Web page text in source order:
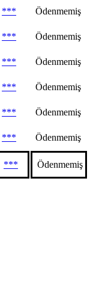
***
Ödenmemiş
***
Ödenmemiş
***
Ödenmemiş
***
Ödenmemiş
***
Ödenmemiş
*** Ödenmemiş
*** Ödenmemiş